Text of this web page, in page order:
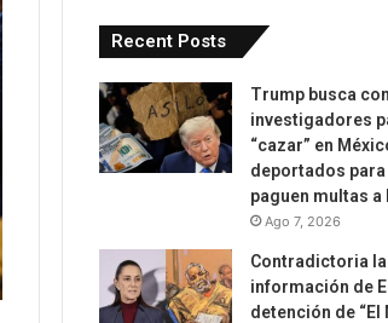
Recent Posts
Trump busca
investigadores
“cazar” en
deportados para
paguen multas a
Ago 7, 2026
Contradictoria la
información de
detención de “El